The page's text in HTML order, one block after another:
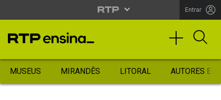
Entrar
MUSEUS MIRANDÊS LITORAL AUTORES